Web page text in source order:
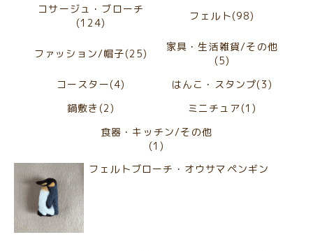
コサージュ・ブローチ
(124)
フェルト(98)
ファッション/帽子(25)
家具・生活雑貨/その他
(5)
コースター(4)
はんこ・スタンプ(3)
鍋敷き(2)
ミニチュア(1)
食器・キッチン/その他
(1)
フェルトブローチ・オウサマペンギン